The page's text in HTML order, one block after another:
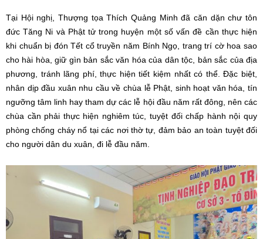
Tại Hội nghị, Thượng tọa Thích Quảng Minh đã căn dặn chư tôn
đức Tăng Ni và Phật tử trong huyện một số vấn đề cần thực hiện
khi chuẩn bị đón Tết cổ truyền năm Bính Ngọ, trang trí cờ hoa sao
cho hài hòa, giữ gìn bản sắc văn hóa của dân tộc, bản sắc của địa
phương, tránh lãng phí, thực hiện tiết kiệm nhất có thể. Đặc biệt,
nhân dịp đầu xuân nhu cầu về chùa lễ Phật, sinh hoạt văn hóa, tín
ngưỡng tâm linh hay tham dự các lễ hội đầu năm rất đông, nên các
chùa cần phải thực hiện nghiêm túc, tuyệt đối chấp hành nội quy
phòng chống cháy nổ tại các nơi thờ tự, đảm bảo an toàn tuyệt đối
cho người dân du xuân, đi lễ đầu năm.